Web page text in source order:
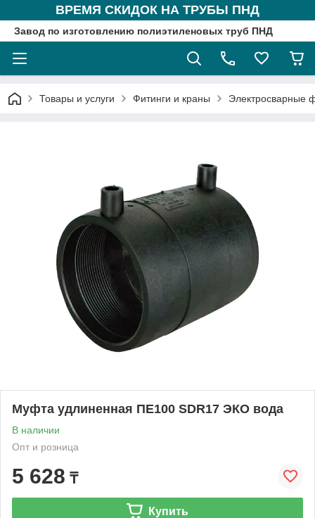
ВРЕМЯ СКИДОК НА ТРУБЫ ПНД
Завод по изготовлению полиэтиленовых труб ПНД
Товары и услуги Фитинги и краны Электросварные
Муфта удлиненная ПЕ100 SDR17 ЭКО вода
В наличии
Опт и розница
5 628 ₸
Купить